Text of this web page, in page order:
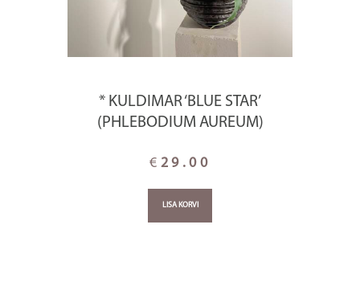
* KULDIMAR ‘BLUE STAR’
(PHLEBODIUM AUREUM)
€ 29.00
LISA KORVI